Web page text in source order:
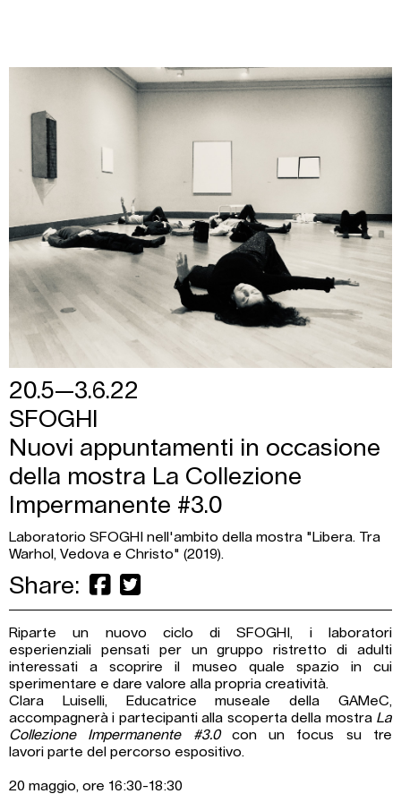
20.5—3.6.22
SFOGHI
Nuovi appuntamenti in occasione
della mostra La Collezione
Impermanente #3.0
Laboratorio SFOGHI nell'ambito della mostra "Libera. Tra
Warhol, Vedova e Christo" (2019).
Share:
Riparte un nuovo ciclo di SFOGHI, i laboratori
esperienziali pensati per un gruppo ristretto di adulti
interessati a scoprire il museo quale spazio in cui
sperimentare e dare valore alla propria creatività.
Clara Luiselli, Educatrice museale della GAMeC,
accompagnerà i partecipanti alla scoperta della mostra La
Collezione Impermanente #3.0con un focus su tre
lavori parte del percorso espositivo.
20 maggio, ore 16:30-18:30